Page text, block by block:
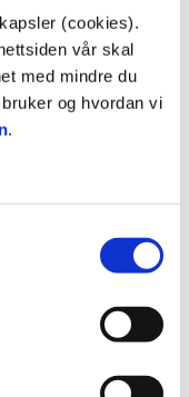
(cookies).
vår skal
med mindre du
og hvordan vi
.
stadion
stadion
Bocca